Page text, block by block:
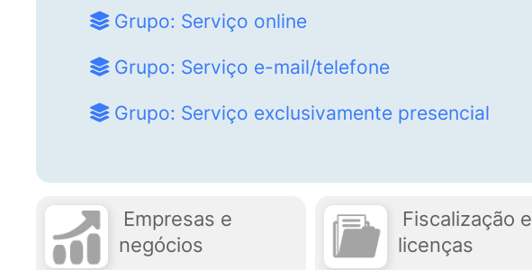
Grupo: Serviço online
Grupo: Serviço e-mail/telefone
Grupo: Serviço exclusivamente presencial
Empresas e
negócios
Fiscalização e
licenças